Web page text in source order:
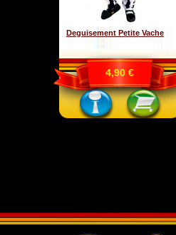
Deguisement Petite Vache
4,90 €